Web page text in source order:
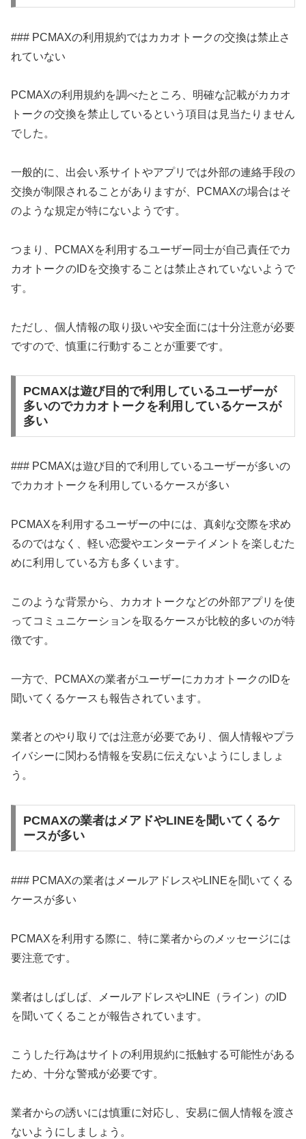
### PCMAXの利用規約ではカカオトークの交換は禁止さ
れていない
PCMAXの利用規約を調べたところ、明確な記載がカカオ
トークの交換を禁止しているという項目は見当たりません
でした。
一般的に、出会い系サイトやアプリでは外部の連絡手段の
交換が制限されることがありますが、PCMAXの場合はそ
のような規定が特にないようです。
つまり、PCMAXを利用するユーザー同士が自己責任でカ
カオトークのIDを交換することは禁止されていないようで
す。
ただし、個人情報の取り扱いや安全面には十分注意が必要
ですので、慎重に行動することが重要です。
PCMAXは遊び目的で利用しているユーザーが
多いのでカカオトークを利用しているケースが
多い
### PCMAXは遊び目的で利用しているユーザーが多いの
でカカオトークを利用しているケースが多い
PCMAXを利用するユーザーの中には、真剣な交際を求め
るのではなく、軽い恋愛やエンターテイメントを楽しむた
めに利用している方も多くいます。
このような背景から、カカオトークなどの外部アプリを使
ってコミュニケーションを取るケースが比較的多いのが特
徴です。
一方で、PCMAXの業者がユーザーにカカオトークのIDを
聞いてくるケースも報告されています。
業者とのやり取りでは注意が必要であり、個人情報やプラ
イバシーに関わる情報を安易に伝えないようにしましょ
う。
PCMAXの業者はメアドやLINEを聞いてくるケ
ースが多い
### PCMAXの業者はメールアドレスやLINEを聞いてくる
ケースが多い
PCMAXを利用する際に、特に業者からのメッセージには
要注意です。
業者はしばしば、メールアドレスやLINE（ライン）のID
を聞いてくることが報告されています。
こうした行為はサイトの利用規約に抵触する可能性がある
ため、十分な警戒が必要です。
業者からの誘いには慎重に対応し、安易に個人情報を渡さ
ないようにしましょう。